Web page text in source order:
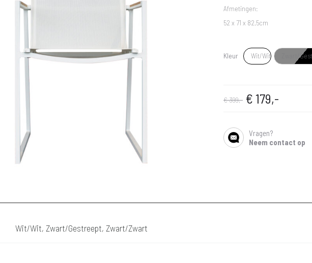
Afmetingen:
52 x 71 x 82,5cm
Kleur Wit/Wit Zwart/
€399,-
was:
€ 179,-
is:
SHARE
Vragen?
Neem contact op
Wit/Wit, Zwart/Gestreept, Zwart/Zwart